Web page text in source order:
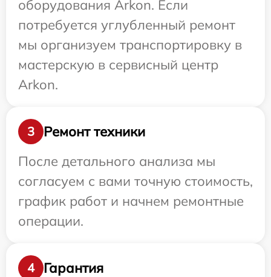
оборудования Arkon. Если
потребуется углубленный ремонт
мы организуем транспортировку в
мастерскую в сервисный центр
Arkon.
3
Ремонт техники
После детального анализа мы
согласуем с вами точную стоимость,
график работ и начнем ремонтные
операции.
4
Гарантия